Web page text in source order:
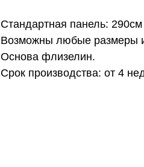
Стандартная панель:
Возможны любые размеры
Основа флизелин.
Срок производства: от 4